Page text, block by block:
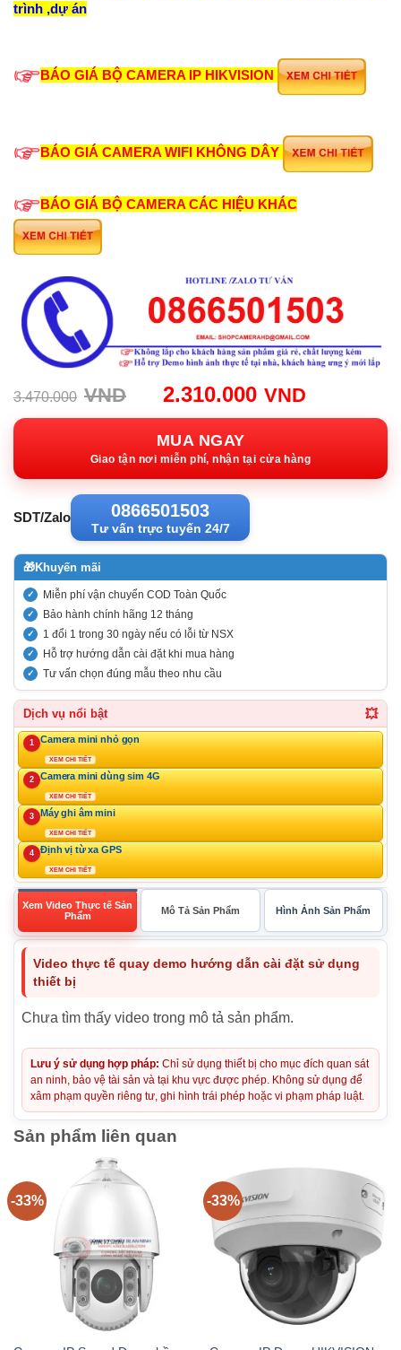
trình ,dự án
BÁO GIÁ BỘ CAMERA IP HIKVISION
BÁO GIÁ CAMERA WIFI KHÔNG DÂY
BÁO GIÁ BỘ CAMERA CÁC HIỆU KHÁC
3.470.000 VND
Giá
gốc:
3.470.000VND.
2.310.000 VND
hiện
MUA NGAY
Giao tận nơi miễn phí, nhận tại cửa hàng
SDT/Zalo 0866501503
Tư vấn trực tuyến 24/7
🎁Khuyến mãi
Miễn phí vận chuyển COD Toàn Quốc
Bảo hành chính hãng 12 tháng
1 đổi 1 trong 30 ngày nếu có lỗi từ NSX
Hỗ trợ hướng dẫn cài đặt khi mua hàng
Tư vấn chọn đúng mẫu theo nhu cầu
Dịch vụ nổi bật 💥
1 Camera mini nhỏ gọn
XEM CHI TIẾT
2 Camera mini dùng sim 4G
XEM CHI TIẾT
3 Máy ghi âm mini
XEM CHI TIẾT
4 Định vị từ xa GPS
XEM CHI TIẾT
Xem Video Thực tế Sản
Phẩm
Mô Tả Sản Phẩm Hình Ảnh Sản Phẩm
Video thực tế quay demo hướng dẫn cài đặt sử dụng
thiết bị
Chưa tìm thấy video trong mô tả sản phẩm.
Lưu ý sử dụng hợp pháp: Chỉ sử dụng thiết bị cho mục đích quan sát
an ninh, bảo vệ tài sản và tại khu vực được phép. Không sử dụng để
xâm phạm quyền riêng tư, ghi hình trái phép hoặc vi phạm pháp luật.
Sản phẩm liên quan
-33% -33%